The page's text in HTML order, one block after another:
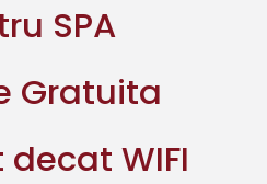
SPA
Gratuita
WIFI